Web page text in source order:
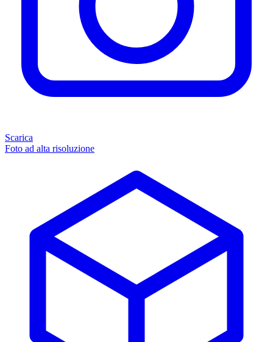
Scarica
Foto ad alta risoluzione